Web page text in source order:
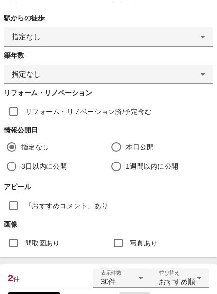
駅からの徒歩
指定なし
築年数
指定なし
リフォーム・リノベーション
リフォーム・リノベーション済/予定含む
情報公開日
指定なし 本日公開
3日以内に公開 1週間以内に公開
アピール
「おすすめコメント」あり
画像
間取図あり 写真あり
2件
表示件数
30件
並び替え
おすすめ順